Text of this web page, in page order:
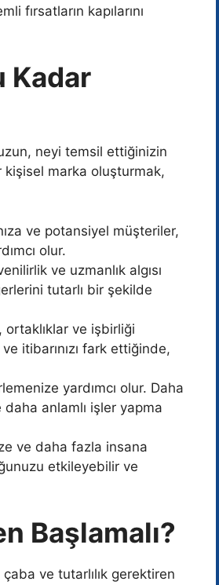
fırsatların kapılarını
Kadar
neyi temsil ettiğinizin
kişisel marka oluşturmak,
ve potansiyel müşteriler,
olur.
ve uzmanlık algısı
tutarlı bir şekilde
ortaklıklar ve işbirliği
ve itibarınızı fark ettiğinde,
yardımcı olur. Daha
anlamlı işler yapma
ve daha fazla insana
etkileyebilir ve
Başlamalı?
ve tutarlılık gerektiren